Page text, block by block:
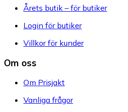
Årets butik – för butiker
Login för butiker
Villkor för kunder
Om oss
Om Prisjakt
Vanliga frågor